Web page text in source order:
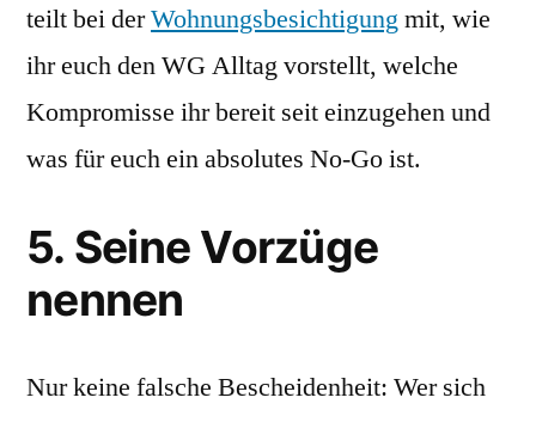
teilt bei derWohnungsbesichtigungmit, wie
ihr euch den WG Alltag vorstellt, welche
Kompromisse ihr bereit seit einzugehen und
was für euch ein absolutes No-Go ist.
5. Seine Vorzüge
nennen
Nur keine falsche Bescheidenheit: Wer sich